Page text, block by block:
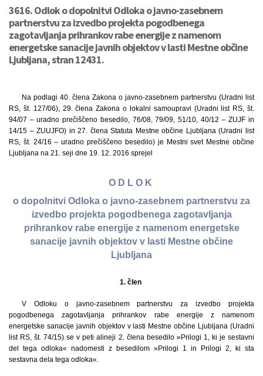
3616. Odlok o dopolnitvi Odloka o javno-zasebnem
partnerstvu za izvedbo projekta pogodbenega
zagotavljanja prihrankov rabe energije z namenom
energetske sanacije javnih objektov v lasti Mestne občine
Ljubljana, stran 12431.
Na podlagi 40. člena Zakona o javno-zasebnem partnerstvu (Uradni list
RS, št. 127/06), 29. člena Zakona o lokalni samoupravi (Uradni list RS, št.
94/07 – uradno prečiščeno besedilo, 76/08, 79/09, 51/10, 40/12 – ZUJF in
14/15 – ZUUJFO) in 27. člena Statuta Mestne občine Ljubljana (Uradni list
RS, št. 24/16 – uradno prečiščeno besedilo) je Mestni svet Mestne občine
Ljubljana na 21. seji dne 19. 12. 2016 sprejel
O D L O K
o dopolnitvi Odloka o javno-zasebnem partnerstvu za
izvedbo projekta pogodbenega zagotavljanja
prihrankov rabe energije z namenom energetske
sanacije javnih objektov v lasti Mestne občine
Ljubljana
1. člen
V Odloku o javno-zasebnem partnerstvu za izvedbo projekta
pogodbenega zagotavljanja prihrankov rabe energije z namenom
energetske sanacije javnih objektov v lasti Mestne občine Ljubljana (Uradni
list RS, št. 74/15) se v peti alineji 2. člena besedilo »Prilogi 1, ki je sestavni
del tega odloka« nadomesti z besedilom »Prilogi 1 in Prilogi 2, ki sta
sestavna dela tega odloka«.